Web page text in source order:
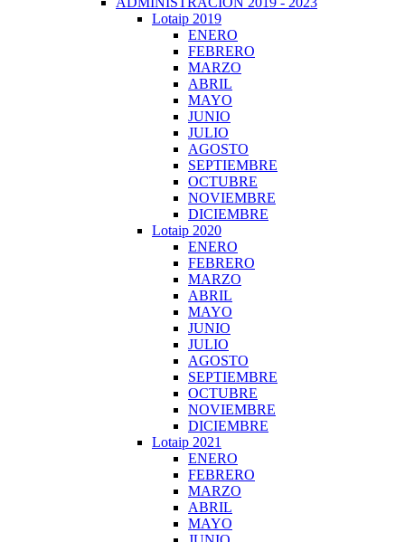
Lotaip 2019
ENERO
FEBRERO
MARZO
ABRIL
MAYO
JUNIO
JULIO
AGOSTO
SEPTIEMBRE
OCTUBRE
NOVIEMBRE
DICIEMBRE
Lotaip 2020
ENERO
FEBRERO
MARZO
ABRIL
MAYO
JUNIO
JULIO
AGOSTO
SEPTIEMBRE
OCTUBRE
NOVIEMBRE
DICIEMBRE
Lotaip 2021
ENERO
FEBRERO
MARZO
ABRIL
MAYO